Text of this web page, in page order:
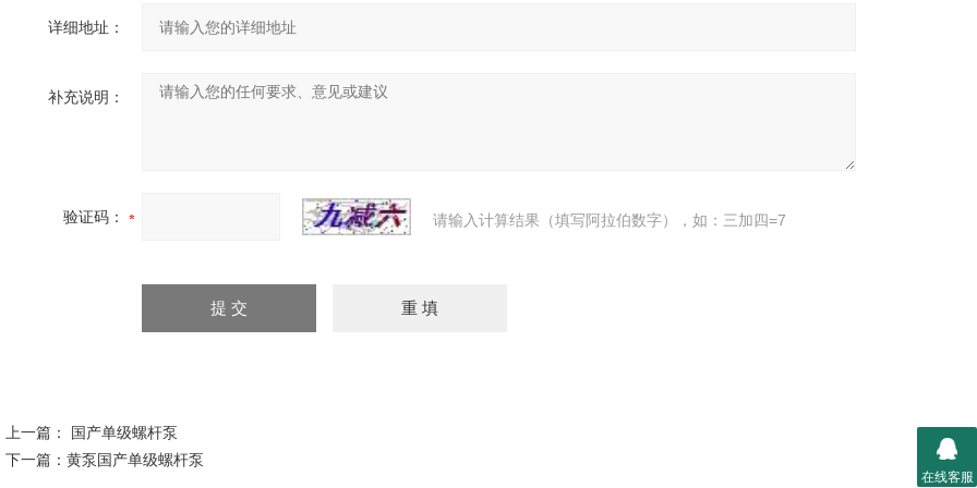
详细地址：
补充说明：
验证码： 请输入计算结果（填写阿拉伯数字），如：三加四=7
上一篇：
国产单级螺杆泵
下一篇： 黄泵国产单级螺杆泵
在线客服